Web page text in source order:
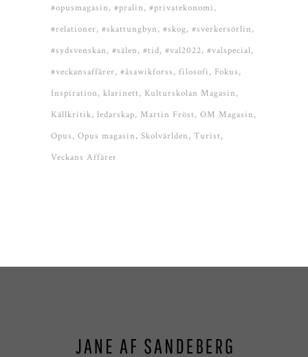
#opusmagasin #pralin #privatekonomi
#relationer #skattungbyn #skog #sverkersörlin
#sydsvenskan #sälen #tid #val2022 #valspecial
#veckansaffärer #åsawikforss filosofi
Fokus
Inspiration klarinett Kulturskolan Magasin
Källkritik ledarskap Martin Fröst OM Magasin
Opus Opus magasin Skolvärlden Turist
Veckans Affärer